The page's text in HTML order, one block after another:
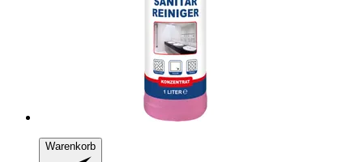
Warenkorb